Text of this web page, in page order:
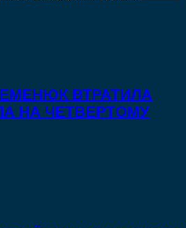
ВТРАТИЛА
НА ЧЕТВЕРТОМУ